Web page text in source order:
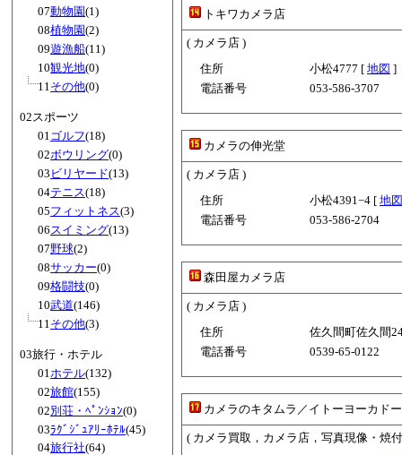
07動物園(1)
08植物園(2)
09遊漁船(11)
10観光地(0)
11 その他(0)
02スポーツ
01 ゴルフ(18)
02ボウリング(0)
03 ビリヤード(13)
04テニス(18)
05フィットネス(3)
06 スイミング(13)
07野球(2)
08サッカー(0)
09格闘技(0)
10武道(146)
11 その他(3)
03旅行・ホテル
01 ホテル(132)
02旅館(155)
02別荘・ﾍﾟﾝｼｮﾝ(0)
03ﾗｸﾞｼﾞｭｱﾘｰﾎﾃﾙ(45)
04旅行社(64)
トキワカメラ店
( カメラ店 )
住所
小松4777 [ 地図 ]
電話番号
053-586-3707
カメラの伸光堂
( カメラ店 )
住所
小松4391−4 [ 地図
電話番号
053-586-2704
森田屋カメラ店
( カメラ店 )
住所
佐久間町佐久間
電話番号
0539-65-0122
カメラのキタムラ／イトーヨーカド
( カメラ買取，カメラ店，写真現像・焼